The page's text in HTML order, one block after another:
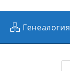
Генеалогия